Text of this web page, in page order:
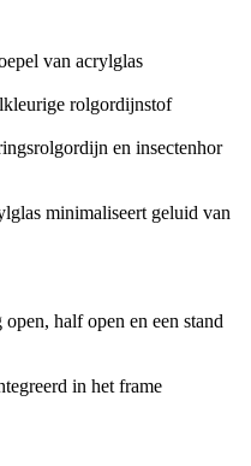
van acrylglas
rolgordijnstof
en insectenhor
minimaliseert geluid van
half open en een stand
in het frame